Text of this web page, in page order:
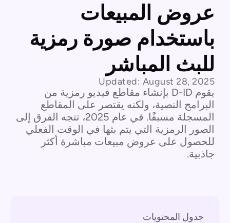
عروض المبيعات
باستخدام صورة رمزية
للبث المباشر
Updated: August 28, 2025
يقوم D-ID بإنشاء مقاطع فيديو رمزية من
البرامج النصية، ولكنه يقتصر على المقاطع
المسجلة مسبقًا. في عام 2025، تتجه الفرق إلى
الصور الرمزية التي يتم بثها في الوقت الفعلي
للحصول على عروض مبيعات مباشرة أكثر
جاذبية.
جدول المحتويات